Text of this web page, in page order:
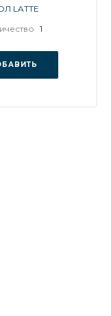
LATTE
1